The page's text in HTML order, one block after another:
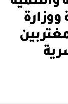
ووزارة